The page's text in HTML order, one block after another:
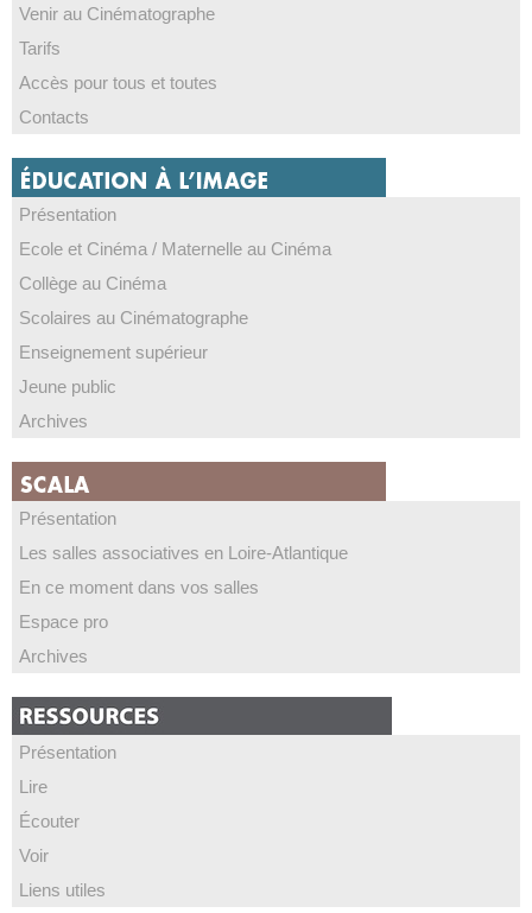
Venir au Cinématographe
Tarifs
Accès pour tous et toutes
Contacts
Présentation
Ecole et Cinéma / Maternelle au Cinéma
Collège au Cinéma
Scolaires au Cinématographe
Enseignement supérieur
Jeune public
Archives
Présentation
Les salles associatives en Loire-Atlantique
En ce moment dans vos salles
Espace pro
Archives
Présentation
Lire
Écouter
Voir
Liens utiles